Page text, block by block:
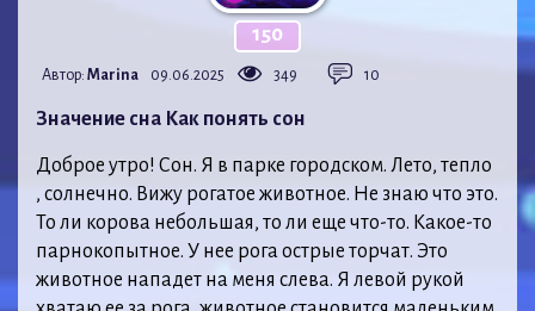
150
Автор: Marina 09.06.2025 349 10
Значение сна Как понять сон
Доброе утро! Сон. Я в парке городском. Лето, тепло
, солнечно. Вижу рогатое животное. Не знаю что это.
То ли корова небольшая, то ли еще что-то. Какое-то
парнокопытное. У нее рога острые торчат. Это
животное нападет на меня слева. Я левой рукой